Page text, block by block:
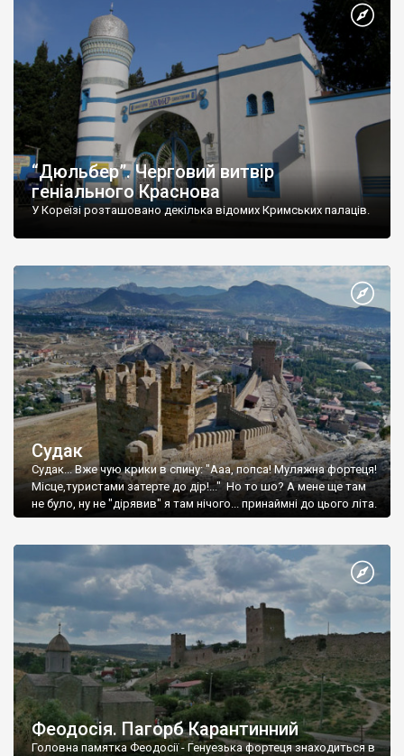
“Дюльбер”. Черговий витвір
геніального Краснова
У Кореїзі розташовано декілька відомих Кримських палаців.
Судак
Судак... Вже чую крики в спину: "Ааа, попса! Муляжна фортеця!
Місце,туристами затерте до дір!..." Но то шо? А мене ще там
не було, ну не "дірявив" я там нічого... принаймні до цього літа.
Феодосія. Пагорб Карантинний
Головна памятка Феодосії - Генуезька фортеця знаходиться в